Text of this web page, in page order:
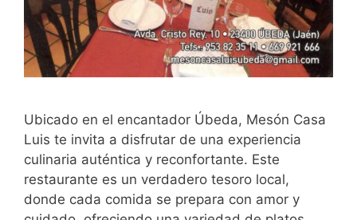
Ubicado en el encantador Úbeda, Mesón Casa
Luis te invita a disfrutar de una experiencia
culinaria auténtica y reconfortante. Este
restaurante es un verdadero tesoro local,
donde cada comida se prepara con amor y